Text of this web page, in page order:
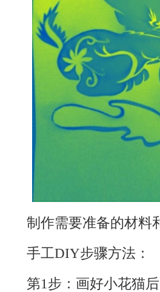
制作需要准备的材料
手工DIY步骤方法：
第1步：画好小花猫